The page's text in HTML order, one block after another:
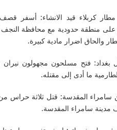
كربلاء قيد الانشاء: أسفر قصف
على منطقة حدودية مع محافظة
والحاق اضرار مادية كبيرة.
فتح مسلحون مجهولون نيران
ما أدى إلى مقتله.
المقدسة: قتل ثلاثة حراس
مدينة سامراء المقدسة.